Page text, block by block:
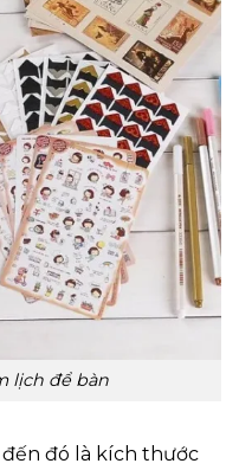
lịch để bàn
đó là kích thước